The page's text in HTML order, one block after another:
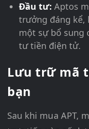
Đầu tư: Aptos
trưởng đáng kể,
một sự bổ sung
tư tiền điện tử.
Lưu trữ mã
bạn
Sau khi mua APT,